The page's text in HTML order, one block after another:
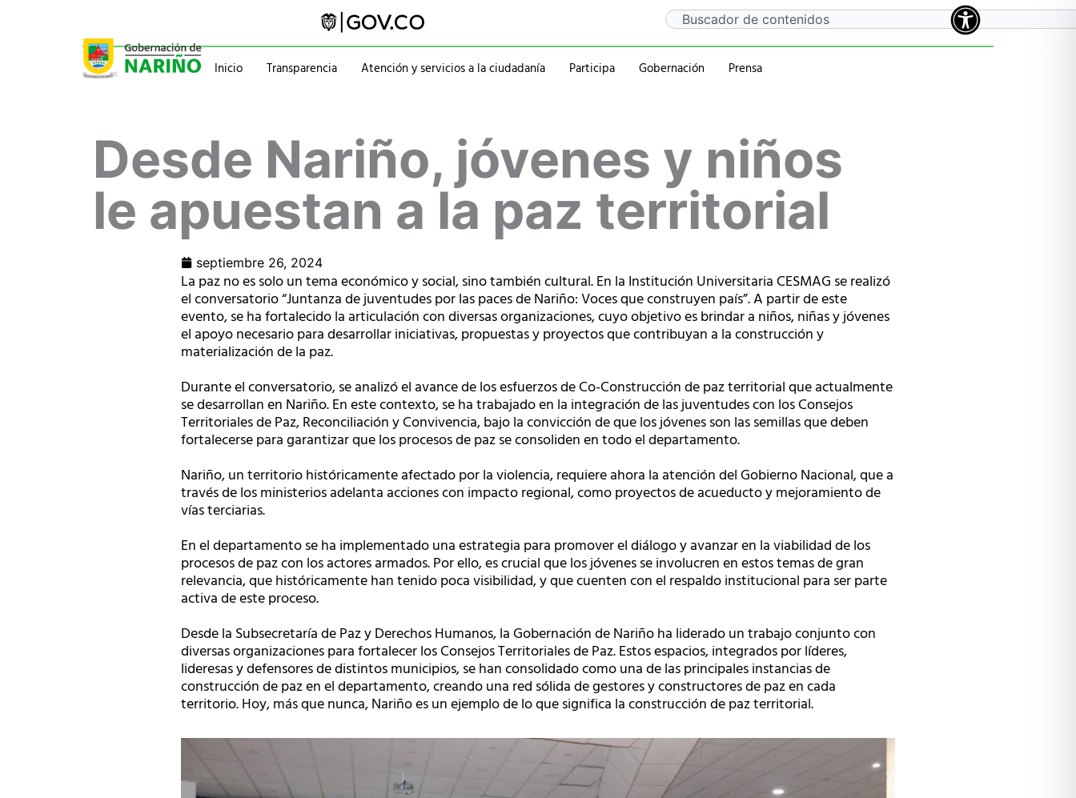
contenido
Search
Inicio Transparencia Atención y servicios a la ciudadanía
Pasaportes
Normatividad
Notificaciones
Calendario de eventos
Ubicación
Participa Gobernación
Gobernador
Información administrativa
Historia
Símbolos
Mapa
Personajes
2016-2019
2012-2015
Prensa
Desde Nariño, jóvenes y niños
le apuestan a la paz territorial
septiembre 26, 2024
La paz no es solo un tema económico y social, sino también cultural. En la Institución Universitaria CESMAG se realizó
el conversatorio “Juntanza de juventudes por las paces de Nariño: Voces que construyen país”. A partir de este
evento, se ha fortalecido la articulación con diversas organizaciones, cuyo objetivo es brindar a niños, niñas y jóvenes
el apoyo necesario para desarrollar iniciativas, propuestas y proyectos que contribuyan a la construcción y
materialización de la paz.
Durante el conversatorio, se analizó el avance de los esfuerzos de Co-Construcción de paz territorial que actualmente
se desarrollan en Nariño. En este contexto, se ha trabajado en la integración de las juventudes con los Consejos
Territoriales de Paz, Reconciliación y Convivencia, bajo la convicción de que los jóvenes son las semillas que deben
fortalecerse para garantizar que los procesos de paz se consoliden en todo el departamento.
Nariño, un territorio históricamente afectado por la violencia, requiere ahora la atención del Gobierno Nacional, que a
través de los ministerios adelanta acciones con impacto regional, como proyectos de acueducto y mejoramiento de
vías terciarias.
En el departamento se ha implementado una estrategia para promover el diálogo y avanzar en la viabilidad de los
procesos de paz con los actores armados. Por ello, es crucial que los jóvenes se involucren en estos temas de gran
relevancia, que históricamente han tenido poca visibilidad, y que cuenten con el respaldo institucional para ser parte
activa de este proceso.
Desde la Subsecretaría de Paz y Derechos Humanos, la Gobernación de Nariño ha liderado un trabajo conjunto con
diversas organizaciones para fortalecer los Consejos Territoriales de Paz. Estos espacios, integrados por líderes,
lideresas y defensores de distintos municipios, se han consolidado como una de las principales instancias de
construcción de paz en el departamento, creando una red sólida de gestores y constructores de paz en cada
territorio. Hoy, más que nunca, Nariño es un ejemplo de lo que significa la construcción de paz territorial.